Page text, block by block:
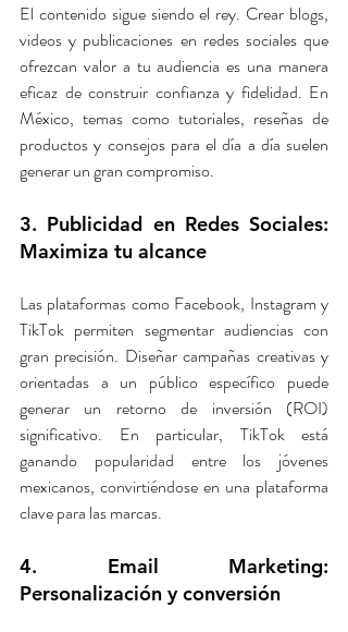
El contenido sigue siendo el rey. Crear blogs,
videos y publicaciones en redes sociales que
ofrezcan valor a tu audiencia es una manera
eficaz de construir confianza y fidelidad. En
México, temas como tutoriales, reseñas de
productos y consejos para el día a día suelen
generar un gran compromiso.
3. Publicidad en Redes Sociales:
Maximiza tu alcance
Las plataformas como Facebook, Instagram y
TikTok permiten segmentar audiencias con
gran precisión. Diseñar campañas creativas y
orientadas a un público específico puede
generar un retorno de inversión (ROI)
significativo. En particular, TikTok está
ganando popularidad entre los jóvenes
mexicanos, convirtiéndose en una plataforma
clave para las marcas.
4. Email Marketing:
Personalización y conversión